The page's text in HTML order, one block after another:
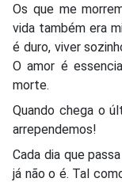
Os que me
vida também era
é duro, viver
O amor é
morte.
Quando chega o
arrependemos!
Cada dia que
já não o é. Tal